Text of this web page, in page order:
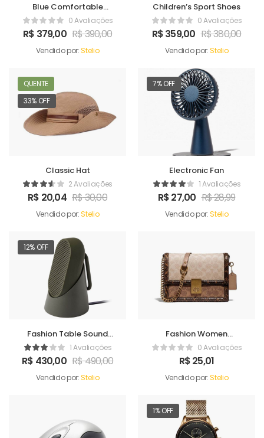
Blue Comfortable
Satchel0 Avaliações
R$ 379,00 R$390,00
Vendido por:Stelio
Children’s Sport Shoes
0 Avaliações
R$359,00 R$380,00
Vendido por:Stelio
QUENTE
33% OFF
Classic Hat
2 Avaliações
R$ 20,04 R$30,00
Vendido por:Stelio
7% OFF
Electronic Fan
1 Avaliações
R$27,00 R$28,99
Vendido por:Stelio
12% OFF
Fashion Table Sound
Maker1 Avaliações
R$ 430,00 R$490,00
Vendido por:Stelio
Fashion Women
Handbag0 Avaliações
R$25,01
Vendido por:Stelio
1% OFF